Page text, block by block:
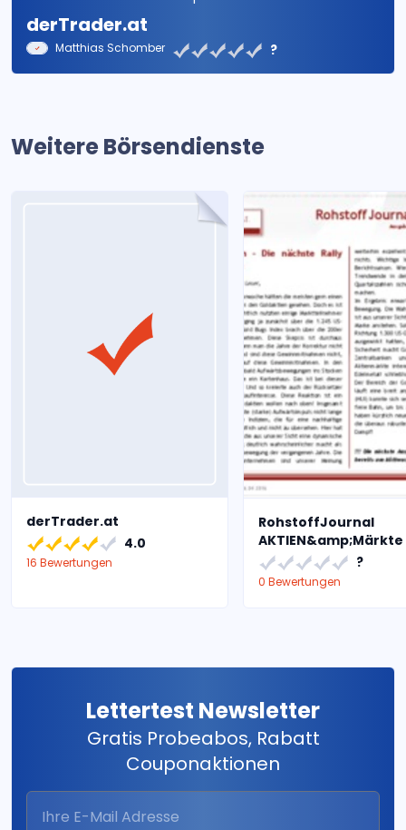
derTrader.at
Matthias Schomber ?
Weitere Börsendienste
derTrader.at
4.0
16 Bewertungen
RohstoffJournal
AKTIEN&amp;Märkte
?
0 Bewertungen
Lettertest Newsletter
Gratis Probeabos, Rabatt
Couponaktionen